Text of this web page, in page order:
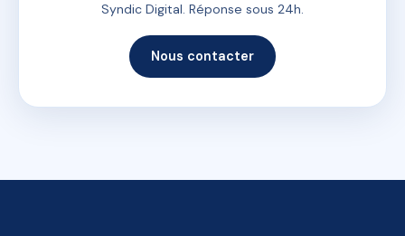
Syndic Digital. Réponse sous 24h.
Nous contacter